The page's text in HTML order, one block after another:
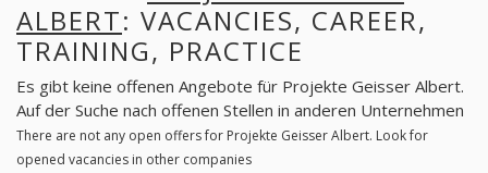
ALBERT: VACANCIES, CAREER,
TRAINING, PRACTICE
Es gibt keine offenen Angebote für Projekte Geisser Albert.
Auf der Suche nach offenen Stellen in anderen Unternehmen
There are not any open offers for Projekte Geisser Albert. Look for
opened vacancies in other companies